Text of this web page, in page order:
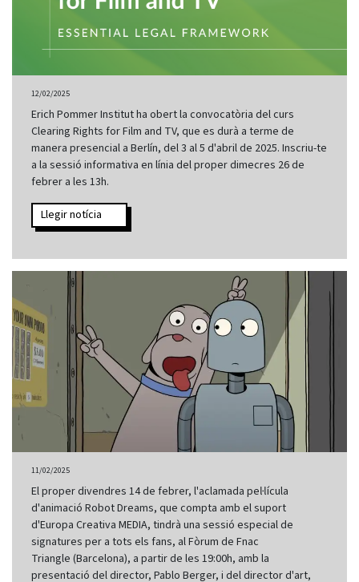
12/02/2025
Erich Pommer Institut ha obert la convocatòria del curs
Clearing Rights for Film and TV, que es durà a terme de
manera presencial a Berlín, del 3 al 5 d'abril de 2025. Inscriu-te
a la sessió informativa en línia del proper dimecres 26 de
febrer a les 13h.
Llegir notícia
11/02/2025
El proper divendres 14 de febrer, l'aclamada pel·lícula
d'animació Robot Dreams, que compta amb el suport
d'Europa Creativa MEDIA, tindrà una sessió especial de
signatures per a tots els fans, al Fòrum de Fnac
Triangle (Barcelona), a partir de les 19:00h, amb la
presentació del director, Pablo Berger, i del director d'art,